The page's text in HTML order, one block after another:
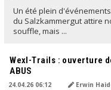
Un été plein
du Salzkammergut attire
souffle, mais ...
Wexl-Trails : ouverture
ABUS
24.04.26 06:12 Erwin